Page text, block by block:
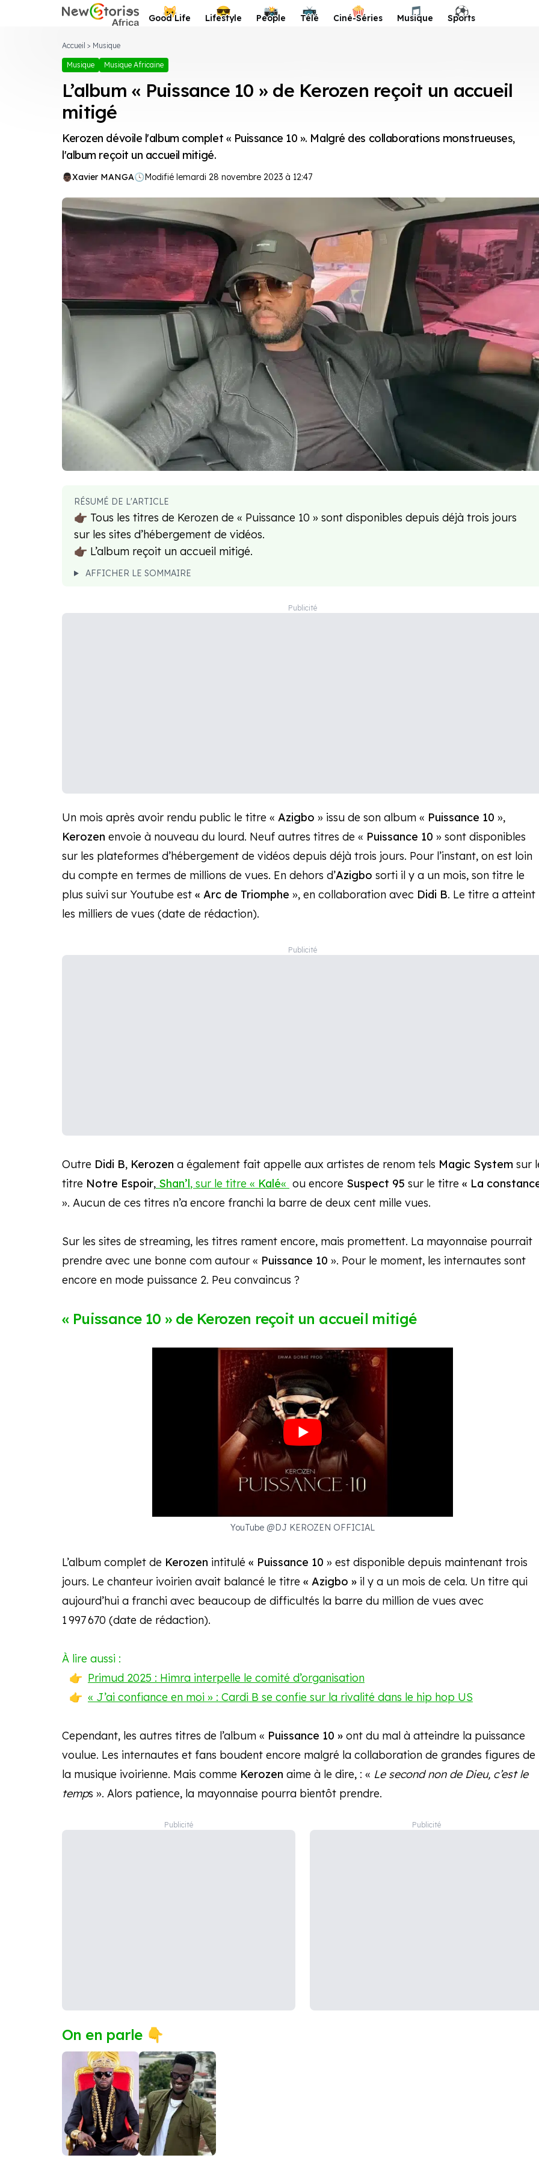
Newstories Africa 😺
Good Life 😎
Lifestyle 📸
People 📺
Télé 🍿
Ciné-Séries 🎵
Musique ⚽️
Sports
Accueil > Musique
Musique Musique Africaine
L’album « Puissance 10 » de Kerozen reçoit un accueil
mitigé
Kerozen dévoile l'album complet « Puissance 10 ». Malgré des collaborations monstrueuses,
l'album reçoit un accueil mitigé.
Xavier MANGA🕓Modifié lemardi 28 novembre 2023 à 12:47
RÉSUMÉ DE L'ARTICLE
👉🏿 Tous les titres de Kerozen de « Puissance 10 » sont disponibles depuis déjà trois jours
sur les sites d’hébergement de vidéos.
👉🏿 L’album reçoit un accueil mitigé.
AFFICHER LE SOMMAIRE
Un mois après avoir rendu public le titre « Azigbo » issu de son album « Puissance 10 »,
Kerozen envoie à nouveau du lourd. Neuf autres titres de « Puissance 10 » sont disponibles
sur les plateformes d’hébergement de vidéos depuis déjà trois jours. Pour l’instant, on est loin
du compte en termes de millions de vues. En dehors d’Azigbo sorti il y a un mois, son titre le
plus suivi sur Youtube est « Arc de Triomphe », en collaboration avec Didi B. Le titre a atteint
les milliers de vues (date de rédaction).
Outre Didi B, Kerozen a également fait appelle aux artistes de renom tels Magic System sur
titre Notre Espoir, Shan’l, sur le titre « Kalé« ou encore Suspect 95 sur le titre « La
». Aucun de ces titres n’a encore franchi la barre de deux cent mille vues.
Sur les sites de streaming, les titres rament encore, mais promettent. La mayonnaise pourrait
prendre avec une bonne com autour « Puissance 10 ». Pour le moment, les internautes sont
encore en mode puissance 2. Peu convaincus ?
« Puissance 10 » de Kerozen reçoit un accueil mitigé
YouTube @DJ KEROZEN OFFICIAL
L’album complet de Kerozen intitulé « Puissance 10 » est disponible depuis maintenant trois
jours. Le chanteur ivoirien avait balancé le titre « Azigbo » il y a un mois de cela. Un titre qui
aujourd’hui a franchi avec beaucoup de difficultés la barre du million de vues avec
1 997 670 (date de rédaction).
Cependant, les autres titres de l’album « Puissance 10 » ont du mal à atteindre la puissance
voulue. Les internautes et fans boudent encore malgré la collaboration de grandes figures de
la musique ivoirienne. Mais comme Kerozen aime à le dire, : « Le second non de Dieu, c’est le
temps ». Alors patience, la mayonnaise pourra bientôt prendre.
À lire aussi :
Primud 2025 : Himra interpelle le comité d’organisation
« J’ai confiance en moi » : Cardi B se confie sur la rivalité dans le hip hop US
On en parle 👇